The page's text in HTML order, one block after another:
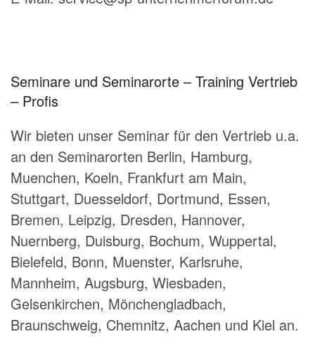
Seminare und Seminarorte – Training Vertrieb
– Profis
Wir bieten unser Seminar für den Vertrieb u.a.
an den Seminarorten Berlin, Hamburg,
Muenchen, Koeln, Frankfurt am Main,
Stuttgart, Duesseldorf, Dortmund, Essen,
Bremen, Leipzig, Dresden, Hannover,
Nuernberg, Duisburg, Bochum, Wuppertal,
Bielefeld, Bonn, Muenster, Karlsruhe,
Mannheim, Augsburg, Wiesbaden,
Gelsenkirchen, Mönchengladbach,
Braunschweig, Chemnitz, Aachen und Kiel an.